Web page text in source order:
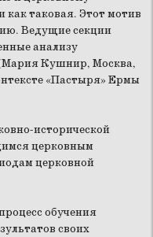
таковая. Этот мотив
Ведущие секции
анализу
Мария Кушнир, Москва,
«Пастыря» Ермы
исторической
церковным
церковной
обучения
своих